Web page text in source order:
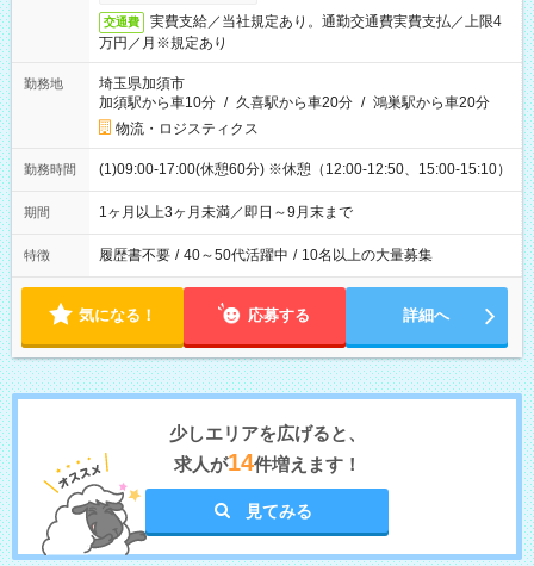
交通費
実費支給／当社規定あり。通勤交通費実費支払／上限4
万円／月※規定あり
勤務地
埼玉県加須市
加須駅から車10分 / 久喜駅から車20分 / 鴻巣駅から車20分
物流・ロジスティクス
勤務時間 (1)09:00-17:00(休憩60分) ※休憩（12:00-12:50、15:00-15:10）
期間 1ヶ月以上3ヶ月未満／即日～9月末まで
特徴 履歴書不要 / 40～50代活躍中 / 10名以上の大量募集
気になる！ 応募する 詳細へ
少しエリアを広げると、
求人が14件増えます！
見てみる